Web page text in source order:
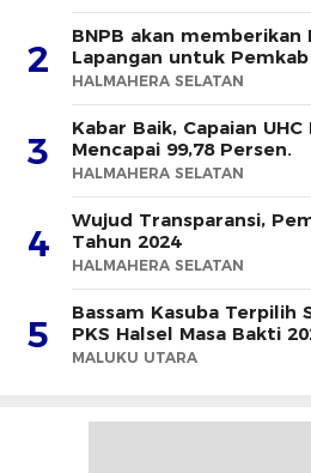
2
BNPB akan
Lapangan untuk
HALMAHERA SELATAN
3
Kabar Baik, Capaian
Mencapai 99,78 Persen.
HALMAHERA SELATAN
4
Wujud Transparansi,
Tahun 2024
HALMAHERA SELATAN
5
Bassam Kasuba Terpilih
PKS Halsel Masa Bakti
MALUKU UTARA